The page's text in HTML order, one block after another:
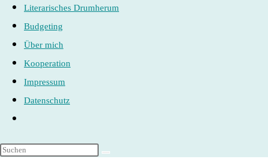
Literarisches Drumherum
Budgeting
Über mich
Kooperation
Impressum
Datenschutz
umschalten